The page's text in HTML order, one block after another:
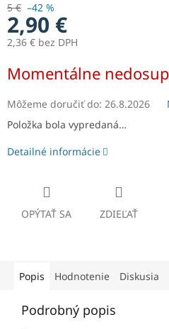
5 € –42 %
2,90 €
2,36 € bez DPH
cena:
Momentálne
Môžeme doručiť do: 26.8.2026
Položka bola vypredaná…
Detailné informácie
OPÝTAŤ SA ZDIEĽAŤ
Popis Hodnotenie Diskusia
Podrobný popis